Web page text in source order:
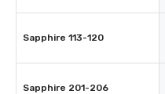
Sapphire 113-120
Sapphire 201-206